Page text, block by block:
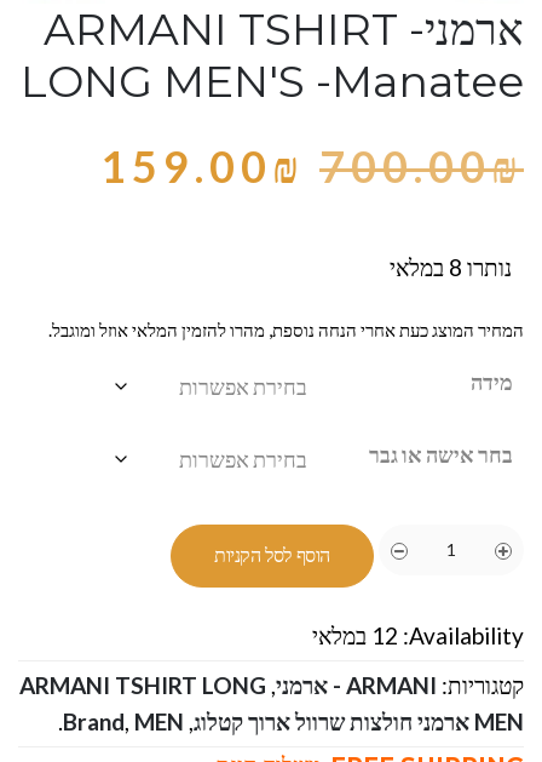
ארמני- ARMANI TSHIRT
LONG MEN'S -Manatee
700.00₪
159.00₪
נותרו 8 במלאי
המחיר המוצג כעת אחרי הנחה נוספת, מהרו להזמין המלאי אוזל ומוגבל.
מידה
בחר אישה או גבר
הוסף לסל הקניות
Availability: 12 במלאי
קטגוריות: ARMANI - ארמני ,
ARMANI TSHIRT LONG
MEN ארמני חולצות שרוול ארוך קטלוג
,
Brand, MEN
.